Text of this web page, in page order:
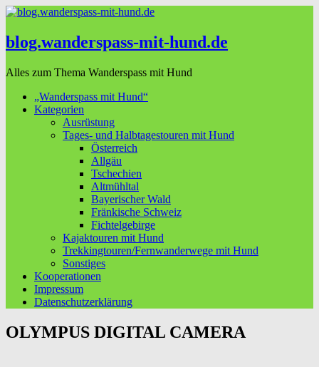
blog.wanderspass-mit-hund.de
Alles zum Thema Wanderspass mit Hund
„Wanderspass mit Hund“
Kategorien
Ausrüstung
Tages- und Halbtagestouren mit Hund
Österreich
Allgäu
Tschechien
Altmühltal
Bayerischer Wald
Fränkische Schweiz
Fichtelgebirge
Kajaktouren mit Hund
Trekkingtouren/Fernwanderwege mit Hund
Sonstiges
Kooperationen
Impressum
Datenschutzerklärung
OLYMPUS DIGITAL CAMERA